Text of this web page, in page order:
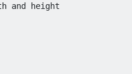
and height